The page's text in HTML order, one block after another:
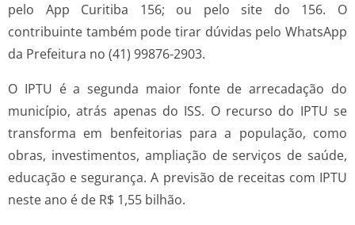
pelo App Curitiba 156; ou pelo site do 156. O
contribuinte também pode tirar dúvidas pelo WhatsApp
da Prefeitura no (41) 99876-2903.
O IPTU é a segunda maior fonte de arrecadação do
município, atrás apenas do ISS. O recurso do IPTU se
transforma em benfeitorias para a população, como
obras, investimentos, ampliação de serviços de saúde,
educação e segurança. A previsão de receitas com IPTU
neste ano é de R$ 1,55 bilhão.